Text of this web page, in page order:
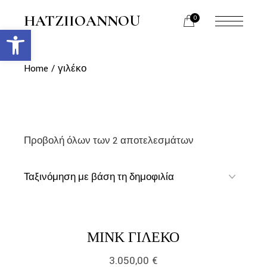
content
HATZIIOANNOU 0
menu
Home γιλέκο
Προβολή όλων των 2 αποτελεσμάτων
ΜΙΝΚ ΓΙΛΈΚΟLINK
3.050,00 €
Ανοίξτε τη γραμμή εργαλείων